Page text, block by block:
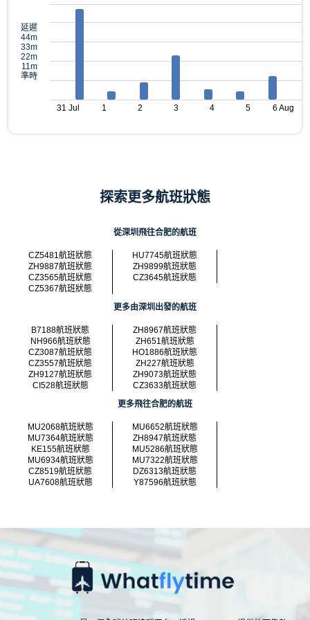
延遲
44m
33m
22m
11m
準時
31 Jul 1 2 3 4 5 6 Aug
探索更多航班狀態
從深圳飛往合肥的航班
CZ5481航班狀態
HU7745航班狀態
ZH9887航班狀態
ZH9899航班狀態
CZ3565航班狀態
CZ3645航班狀態
CZ5367航班狀態
更多由深圳出發的航班
B7188航班狀態
ZH8967航班狀態
NH966航班狀態
ZH651航班狀態
CZ3087航班狀態
HO1886航班狀態
CZ3557航班狀態
ZH227航班狀態
ZH9127航班狀態
ZH9073航班狀態
CI528航班狀態
CZ3633航班狀態
更多飛往合肥的航班
MU2068航班狀態
MU6652航班狀態
MU7364航班狀態
ZH8947航班狀態
KE155航班狀態
MU5286航班狀態
MU6934航班狀態
MU7322航班狀態
CZ8519航班狀態
DZ6313航班狀態
UA7608航班狀態
Y87596航班狀態